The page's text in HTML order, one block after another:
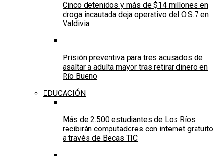
Cinco detenidos y más de $14 millones en
droga incautada deja operativo del O.S.7 en
Valdivia
Prisión preventiva para tres acusados de
asaltar a adulta mayor tras retirar dinero en
Río Bueno
EDUCACIÓN
Más de 2.500 estudiantes de Los Ríos
recibirán computadores con internet gratuito
a través de Becas TIC